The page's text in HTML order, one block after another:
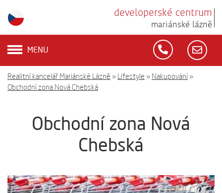
developerské centrum
mariánské lázně
MENU
Realitní kancelář Mariánské Lázně » Lifestyle » Nakupování »
Obchodní zona Nová Chebská
Obchodní zona Nová
Chebská